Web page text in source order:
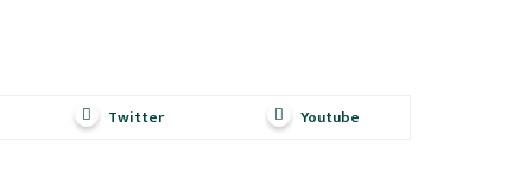
Twitter Youtube